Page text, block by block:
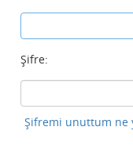
Şifre:
Şifremi unuttum ne